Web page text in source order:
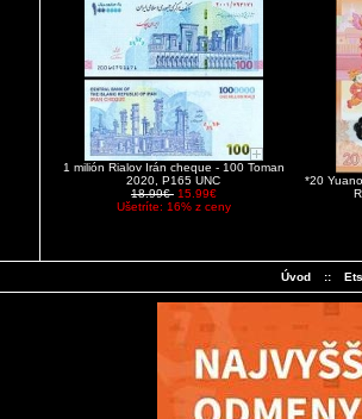
1 milión Rialov Irán cheque - 100 Toman
2020, P165 UNC
18.99€ 15.99€
Ušetríte: 16% z ceny
*20
Úvod ::